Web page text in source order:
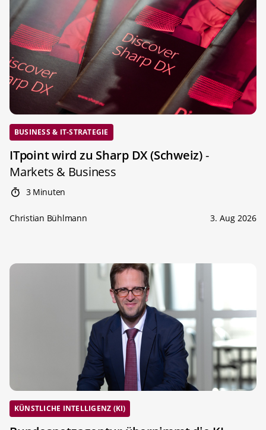
BUSINESS & IT-STRATEGIE
ITpoint wird zu Sharp DX (Schweiz)-
Markets & Business
3 Minuten
Christian Bühlmann 3. Aug 2026
KÜNSTLICHE INTELLIGENZ (KI)